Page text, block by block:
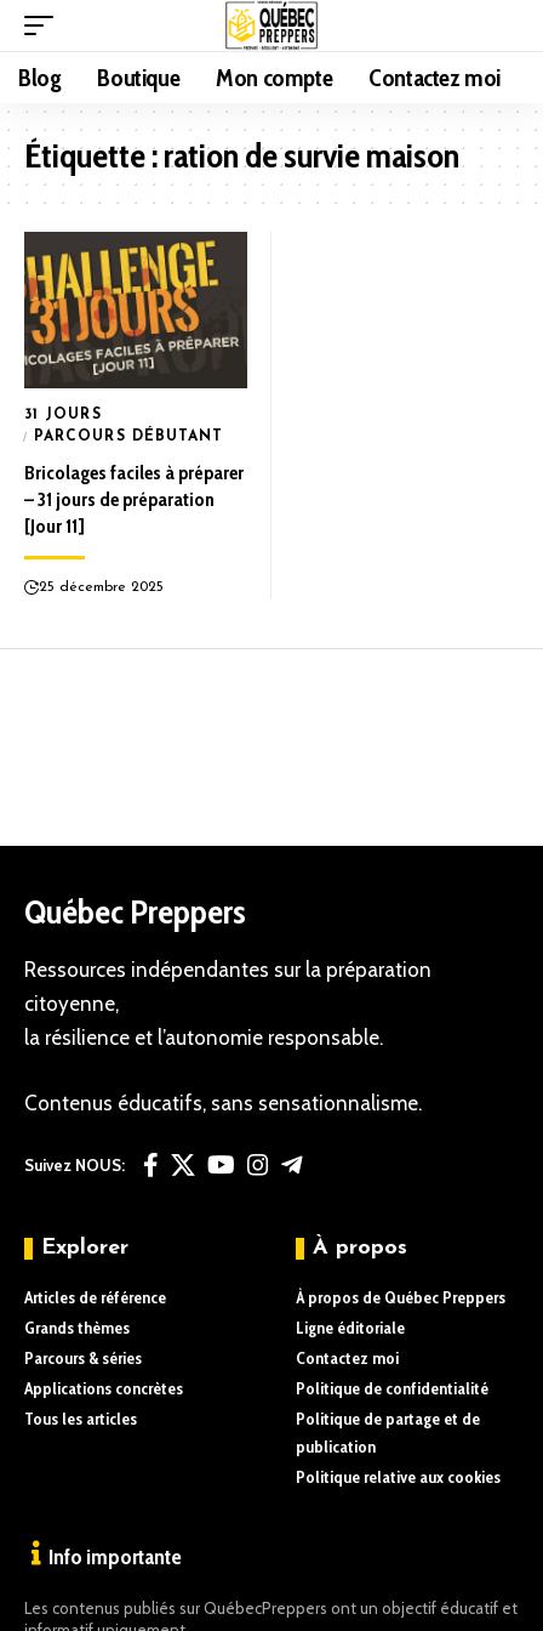
Blog Boutique Mon compte Contactez moi
Étiquette :ration de survie maison
31 JOURS
PARCOURS DÉBUTANT
Bricolages faciles à préparer
– 31 jours de préparation
[Jour 11]
25 décembre 2025
Québec Preppers
Ressources indépendantes sur la préparation
citoyenne,
la résilience et l’autonomie responsable.
Contenus éducatifs, sans sensationnalisme.
Suivez NOUS:
Explorer
Articles de référence
Grands thèmes
Parcours & séries
Applications concrètes
Tous les articles
À propos
À propos de Québec Preppers
Ligne éditoriale
Contactez moi
Politique de confidentialité
Politique de partage et de
publication
Politique relative aux cookies
Info importante
Les contenus publiés sur QuébecPreppers ont un objectif éducatif et